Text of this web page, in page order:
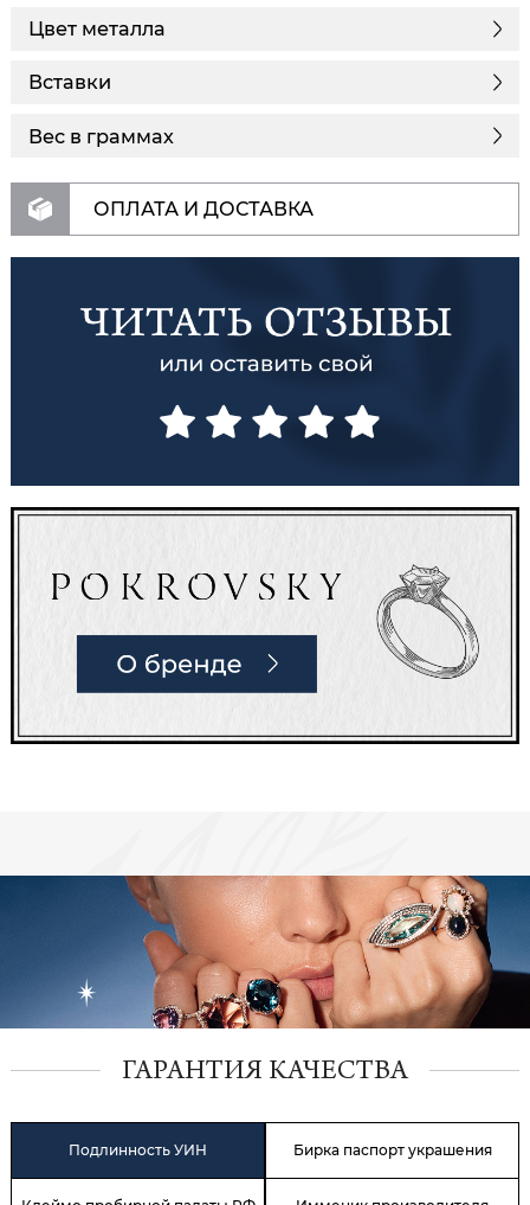
Цвет металла
Вставки
Вес в граммах
ОПЛАТА И ДОСТАВКА
ГАРАНТИЯ КАЧЕСТВА
Подлинность УИН Бирка паспорт украшения